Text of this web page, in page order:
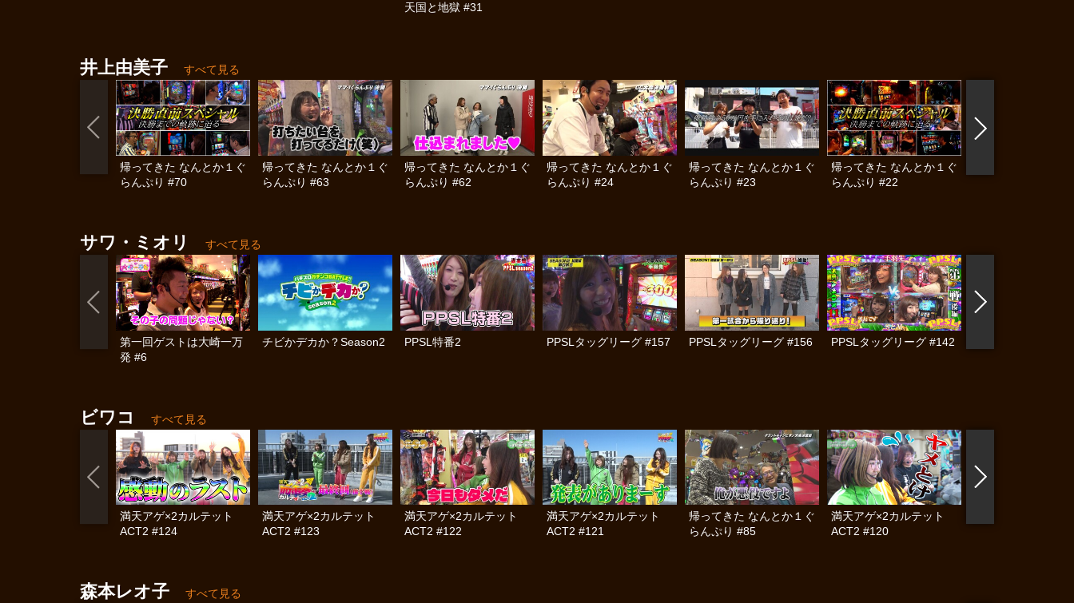
天国と地獄 #31
井上由美子 すべて見る
帰ってきた なんとか１ぐ
らんぷり #70
帰ってきた なんとか１ぐ
らんぷり #63
帰ってきた なんとか１ぐ
らんぷり #62
帰ってきた なんとか１ぐ
らんぷり #24
帰ってきた なんとか１ぐ
らんぷり #23
帰ってきた なんとか１ぐ
らんぷり #22
サワ・ミオリ すべて見る
第一回ゲストは大崎一万
発 #6
チビかデカか？Season2 PPSL特番2 PPSLタッグリーグ #157 PPSLタッグリーグ #156 PPSLタッグリーグ #142
ビワコ すべて見る
満天アゲ×2カルテット
ACT2 #124
満天アゲ×2カルテット
ACT2 #123
満天アゲ×2カルテット
ACT2 #122
満天アゲ×2カルテット
ACT2 #121
帰ってきた なんとか１ぐ
らんぷり #85
満天アゲ×2カルテット
ACT2 #120
森本レオ子 すべて見る